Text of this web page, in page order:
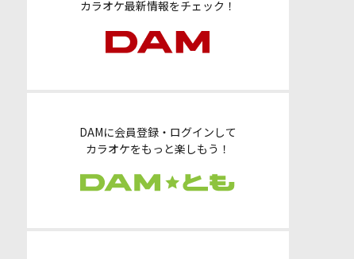
カラオケ最新情報をチェック！
DAMに会員登録・ログインして
カラオケをもっと楽しもう！